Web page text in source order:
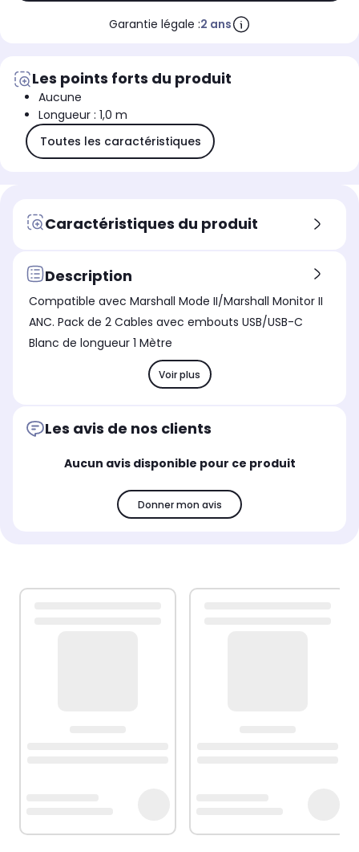
Garantie légale :2 ans
Les points forts du produit
Aucune
Longueur : 1,0 m
Toutes les caractéristiques
Caractéristiques du produit
Description
Compatible avec Marshall Mode II/Marshall Monitor II
ANC. Pack de 2 Cables avec embouts USB/USB-C
Blanc de longueur 1 Mètre
Voir plus
Les avis de nos clients
Aucun avis disponible pour ce produit
Donner mon avis